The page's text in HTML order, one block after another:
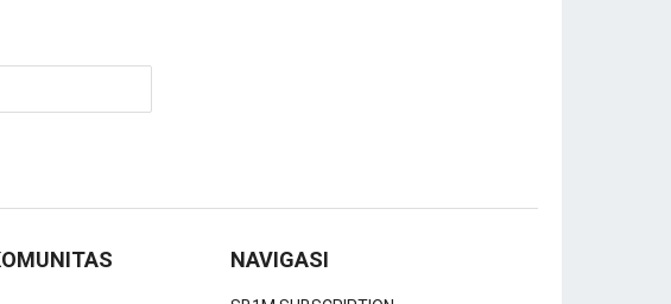
NAVIGASI